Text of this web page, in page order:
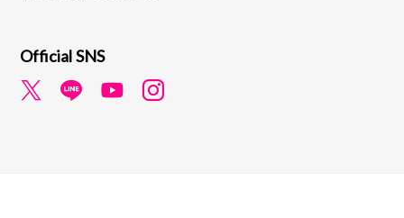
Official SNS